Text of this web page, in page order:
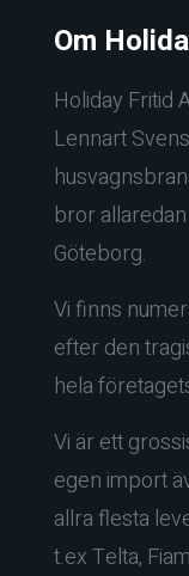
Om
Holiday Fritid
Lennart
bror
Göteborg.
Vi finns
efter den
hela
Vi är ett
egen import
allra flesta
t.ex Telta,